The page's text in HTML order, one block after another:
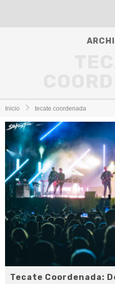
Inicio tecate coordenada
Tecate Coordenada: